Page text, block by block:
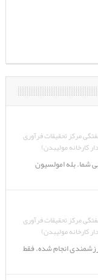
مرکز تحقیقات فرآوری
کارخانه مولیبدن)
شما. بله امولسیون
مرکز تحقیقات فرآوری
کارخانه مولیبدن)
انجام شده. فقط